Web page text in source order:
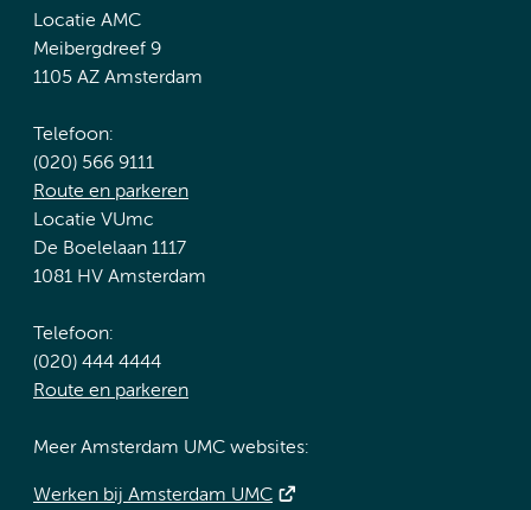
Locatie AMC
Meibergdreef 9
1105 AZ Amsterdam
Telefoon:
(020) 566 9111
Route en parkeren
Locatie VUmc
De Boelelaan 1117
1081 HV Amsterdam
Telefoon:
(020) 444 4444
Route en parkeren
Meer Amsterdam UMC websites:
Werken bij Amsterdam UMC